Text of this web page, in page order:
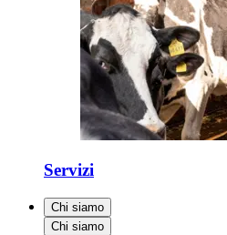
Servizi
Chi siamo
Chi siamo